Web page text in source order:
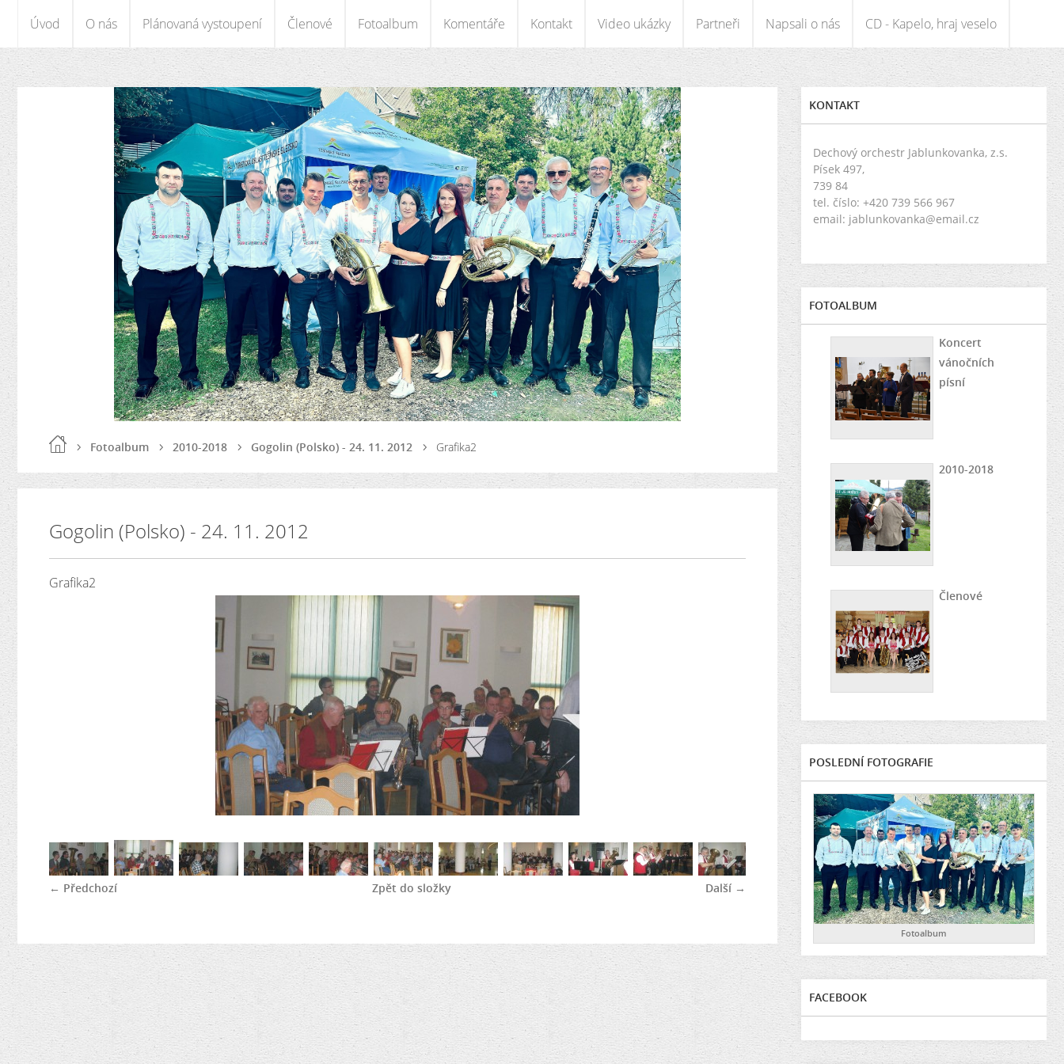
Úvod O nás Plánovaná vystoupení Členové Fotoalbum Komentáře Kontakt Video ukázky Partneři Napsali o nás CD - Kapelo, hraj veselo
Fotoalbum 2010-2018 Gogolin (Polsko) - 24. 11. 2012 Grafika2
Gogolin (Polsko) - 24. 11. 2012
Grafika2
← Předchozí Další →
Zpět do složky
KONTAKT
Dechový orchestr Jablunkovanka, z.s.
Písek 497,
739 84
tel. číslo: +420 739 566 967
email: jablunkovanka@email.cz
FOTOALBUM
Koncert
vánočních
písní
2010-2018
Členové
POSLEDNÍ FOTOGRAFIE
Fotoalbum
FACEBOOK